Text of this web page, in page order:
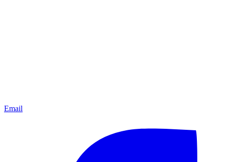
Email